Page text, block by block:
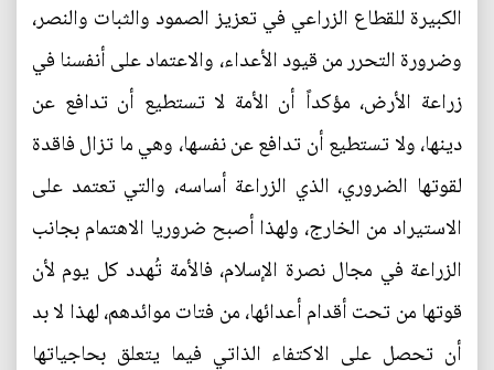
الكبيرة للقطاع الزراعي في تعزيز الصمود والثبات والنصر،
وضرورة التحرر من قيود الأعداء، والاعتماد على أنفسنا في
زراعة الأرض، مؤكداً أن الأمة لا تستطيع أن تدافع عن
دينها، ولا تستطيع أن تدافع عن نفسها، وهي ما تزال فاقدة
لقوتها الضروري، الذي الزراعة أساسه، والتي تعتمد على
الاستيراد من الخارج، ولهذا أصبح ضروريا الاهتمام بجانب
الزراعة في مجال نصرة الإسلام، فالأمة تُهدد كل يوم لأن
قوتها من تحت أقدام أعدائها، من فتات موائدهم، لهذا لا بد
أن تحصل على الاكتفاء الذاتي فيما يتعلق بحاجياتها